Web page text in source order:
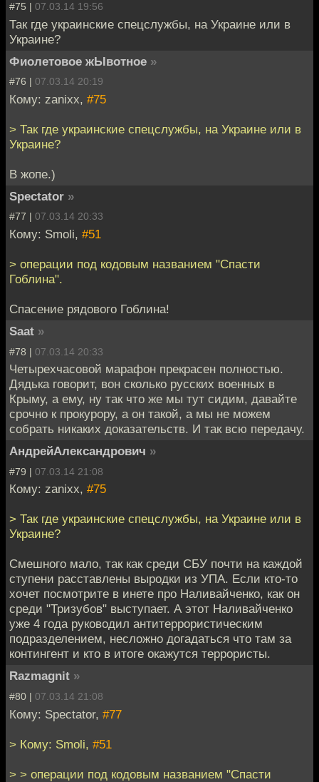
#75 | 07.03.14 19:56
Так где украинские спецслужбы, на Украине или в
Украине?
Фиолетовое жЫвотное »
#76 | 07.03.14 20:19
Кому: zanixx, #75
> Так где украинские спецслужбы, на Украине или в
Украине?
В жопе.)
Spectator »
#77 | 07.03.14 20:33
Кому: Smoli, #51
> операции под кодовым названием "Спасти
Гоблина".
Спасение рядового Гоблина!
Saat »
#78 | 07.03.14 20:33
Четырехчасовой марафон прекрасен полностью.
Дядька говорит, вон сколько русских военных в
Крыму, а ему, ну так что же мы тут сидим, давайте
срочно к прокурору, а он такой, а мы не можем
собрать никаких доказательств. И так всю передачу.
АндрейАлександрович »
#79 | 07.03.14 21:08
Кому: zanixx, #75
> Так где украинские спецслужбы, на Украине или в
Украине?
Смешного мало, так как среди СБУ почти на каждой
ступени расставлены выродки из УПА. Если кто-то
хочет посмотрите в инете про Наливайченко, как он
среди "Тризубов" выступает. А этот Наливайченко
уже 4 года руководил антитеррористическим
подразделением, несложно догадаться что там за
контингент и кто в итоге окажутся террористы.
Razmagnit »
#80 | 07.03.14 21:08
Кому: Spectator, #77
> Кому: Smoli, #51
> > операции под кодовым названием "Спасти